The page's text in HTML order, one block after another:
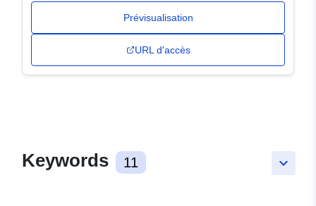
Prévisualisation
URL d'accès
keyboard_arrow_down
Keywords 11